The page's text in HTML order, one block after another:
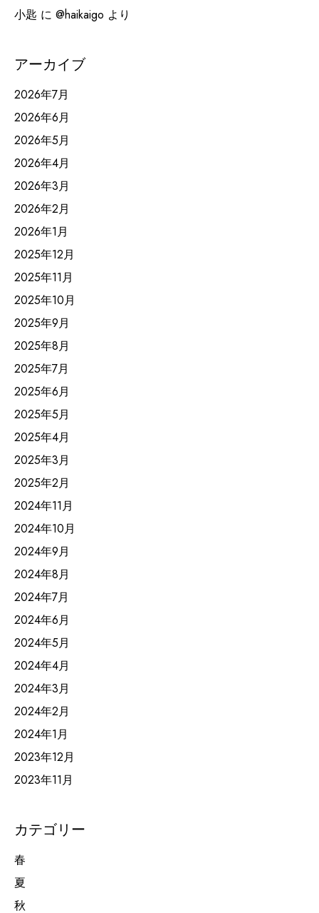
小匙 に @haikaigo より
アーカイブ
2026年7月
2026年6月
2026年5月
2026年4月
2026年3月
2026年2月
2026年1月
2025年12月
2025年11月
2025年10月
2025年9月
2025年8月
2025年7月
2025年6月
2025年5月
2025年4月
2025年3月
2025年2月
2024年11月
2024年10月
2024年9月
2024年8月
2024年7月
2024年6月
2024年5月
2024年4月
2024年3月
2024年2月
2024年1月
2023年12月
2023年11月
カテゴリー
春
夏
秋